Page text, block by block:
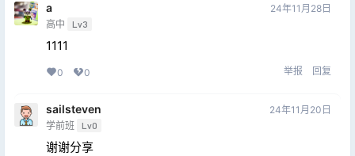
a
高中 Lv3
24年11月28日
1111
0 0 举报 回复
sailsteven
学前班 Lv0
24年11月20日
谢谢分享